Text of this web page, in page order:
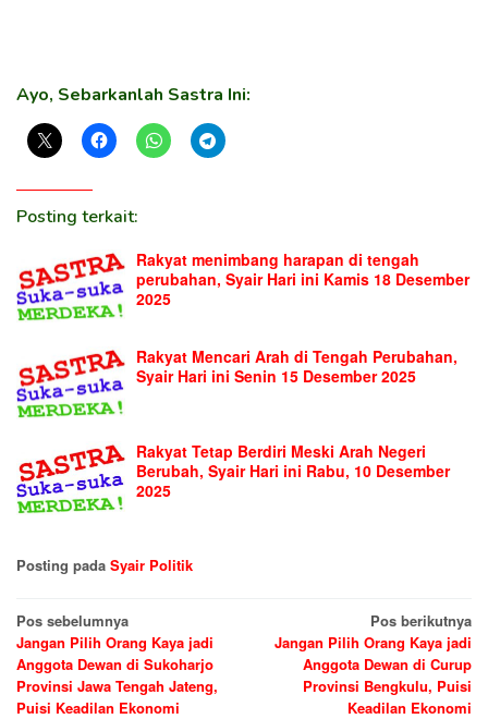
Ayo, Sebarkanlah Sastra Ini:
Posting terkait:
Rakyat menimbang harapan di tengah
perubahan, Syair Hari ini Kamis 18 Desember
2025
Rakyat Mencari Arah di Tengah Perubahan,
Syair Hari ini Senin 15 Desember 2025
Rakyat Tetap Berdiri Meski Arah Negeri
Berubah, Syair Hari ini Rabu, 10 Desember
2025
Posting pada Syair Politik
Navigasi
pos
Pos sebelumnya
Jangan Pilih Orang Kaya jadi
Anggota Dewan di Sukoharjo
Provinsi Jawa Tengah Jateng,
Puisi Keadilan Ekonomi
Pos berikutnya
Jangan Pilih Orang Kaya jadi
Anggota Dewan di Curup
Provinsi Bengkulu, Puisi
Keadilan Ekonomi